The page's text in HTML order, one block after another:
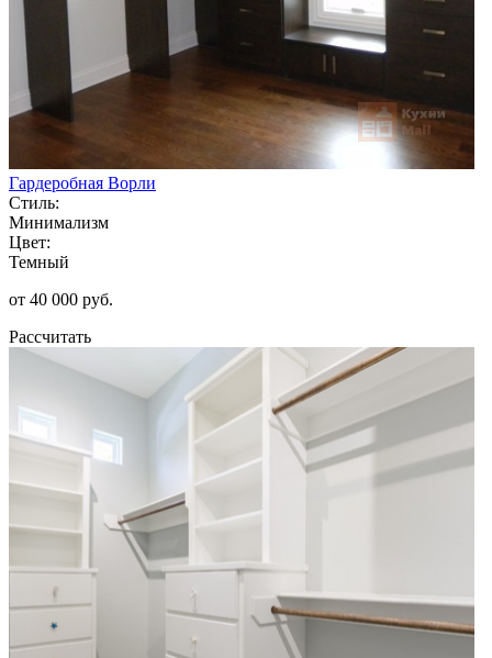
Гардеробная Ворли
Стиль:
Минимализм
Цвет:
Темный
от 40 000 руб.
Рассчитать